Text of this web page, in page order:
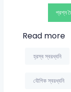
প্রশ্ন
Read more
হ্রস্ব স্বরধ্বনি
যৌগিক স্বরধ্বনি